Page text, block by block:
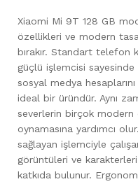
Xiaomi Mi 9T 128 GB
özellikleri ve modern
bırakır. Standart telefon
güçlü işlemcisi
sosyal medya
ideal bir üründür. Aynı
severlerin birçok modern
oynamasına yardımcı
sağlayan işlemciyle
görüntüleri ve
katkıda bulunur.